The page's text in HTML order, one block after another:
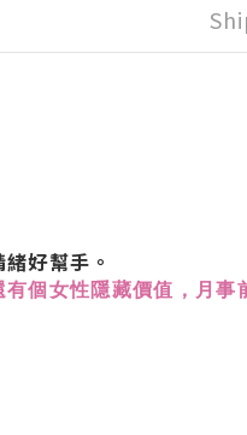
好幫手。
個女性隱藏價值，月事